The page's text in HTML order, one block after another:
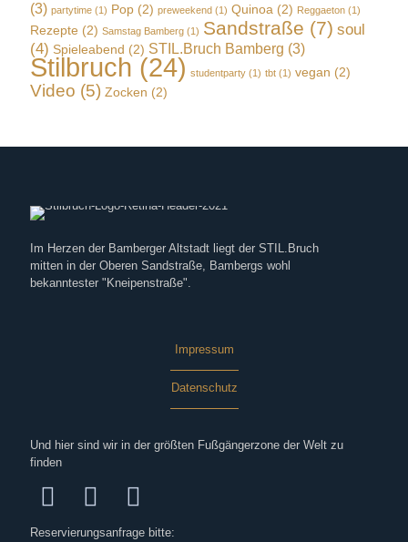
(3) partytime (1) Pop (2) preweekend (1) Quinoa (2) Reggaeton (1)
Rezepte (2) Samstag Bamberg (1) Sandstraße (7) soul
(4) Spieleabend (2) STIL.Bruch Bamberg (3)
Stilbruch(24) studentparty (1) tbt (1) vegan (2)
Video (5) Zocken (2)
Im Herzen der Bamberger Altstadt liegt der STIL.Bruch
mitten in der Oberen Sandstraße, Bambergs wohl
bekanntester "Kneipenstraße".
Impressum
Datenschutz
Und hier sind wir in der größten Fußgängerzone der Welt zu
finden
Reservierungsanfrage bitte: